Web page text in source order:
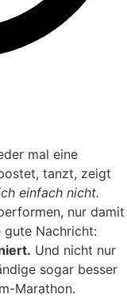
mal eine
tanzt, zeigt
einfach nicht.
nur damit
Nachricht:
Und nicht nur
sogar besser
Marathon.